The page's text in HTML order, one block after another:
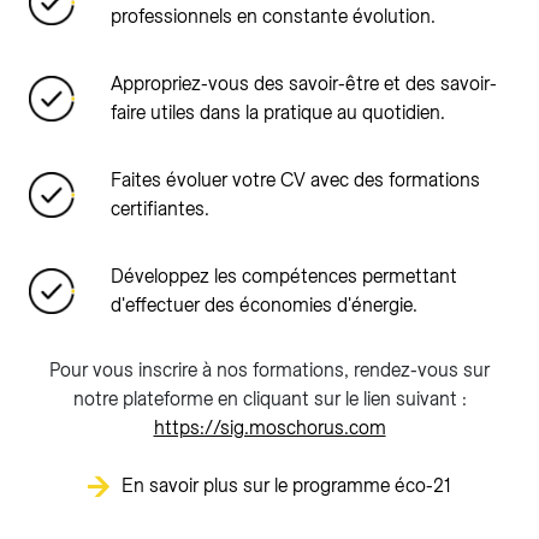
professionnels en constante évolution.
Appropriez-vous des savoir-être et des savoir-
faire utiles dans la pratique au quotidien.
Faites évoluer votre CV avec des formations
certifiantes.
Développez les compétences permettant
d'effectuer des économies d'énergie.
Pour vous inscrire à nos formations, rendez-vous sur
notre plateforme en cliquant sur le lien suivant :
https://sig.moschorus.com
En savoir plus sur le programme éco-21